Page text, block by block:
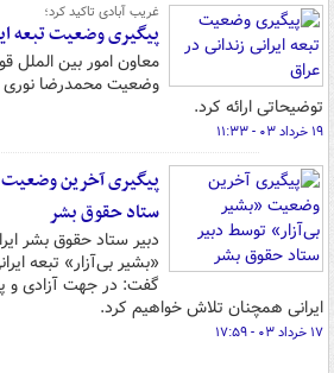
غریب آبادی تاکید کرد؛
پیگیری وضعیت تبعه
معاون امور بین الملل
وضعیت محمدرضا نوری
توضیحاتی ارائه کرد.
۱۹ خرداد ۰۳ - ۱۱:۳۳
پیگیری آخرین وضعیت
ستاد حقوق بشر
دبیر ستاد حقوق بشر
«بشیر بی‌آزار» تبعه
گفت: در جهت آزادی و
ایرانی همچنان تلاش خواهیم کرد.
۱۷ خرداد ۰۳ - ۱۷:۵۹